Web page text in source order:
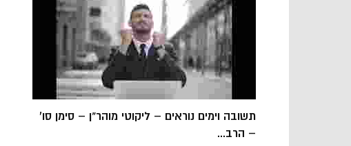
תשובה וימים נוראים – ליקוטי מוהר"ן – סימן סו'
– הרב...